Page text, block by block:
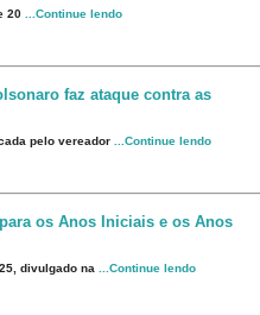
20 ...Continue lendo
faz ataque contra as
pelo vereador ...Continue lendo
os Anos Iniciais e os Anos
divulgado na ...Continue lendo